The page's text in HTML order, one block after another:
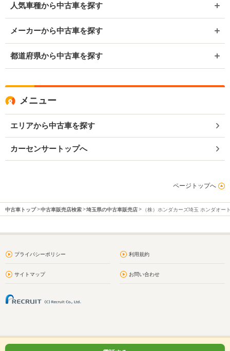
人気車種から中古車を探す
メーカーから中古車を探す
都道府県から中古車を探す
メニュー
エリアから中古車を探す
カーセンサートップへ
ページトップへ
中古車トップ 中古車販売店検索 埼玉県の中古車販売店 （株）ホンダカーズ埼玉 ホンダオー
プライバシーポリシー 利用規約
サイトマップ お問い合わせ